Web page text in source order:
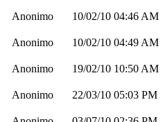
Anonimo 10/02/10 04:46 AM
Anonimo 10/02/10 04:49 AM
Anonimo 19/02/10 10:50 AM
Anonimo 22/03/10 05:03 PM